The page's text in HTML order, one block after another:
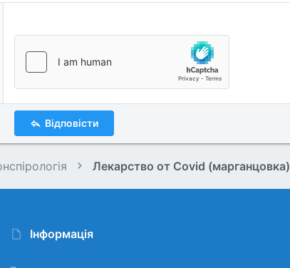
Відповісти
Лекарство от Covid (марганцовка)
Інформація